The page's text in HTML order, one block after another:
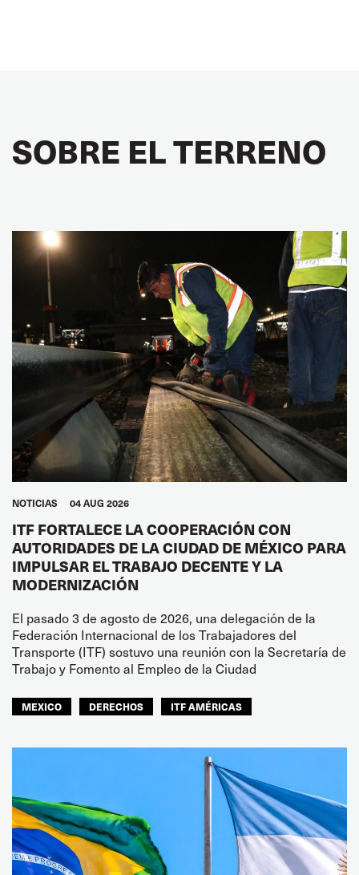
SOBRE EL TERRENO
NOTICIAS 04 AUG 2026
ITF FORTALECE LA COOPERACIÓN CON
AUTORIDADES DE LA CIUDAD DE MÉXICO PARA
IMPULSAR EL TRABAJO DECENTE Y LA
MODERNIZACIÓN
El pasado 3 de agosto de 2026, una delegación de la
Federación Internacional de los Trabajadores del
Transporte (ITF) sostuvo una reunión con la Secretaría de
Trabajo y Fomento al Empleo de la Ciudad
MEXICO DERECHOS ITF AMÉRICAS